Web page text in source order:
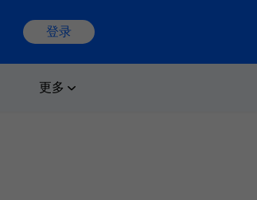
登录
更多